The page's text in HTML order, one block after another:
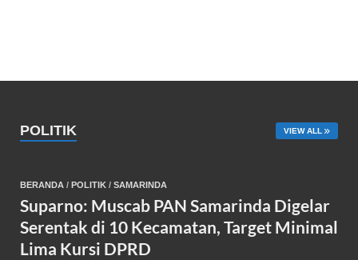
POLITIK VIEW ALL
BERANDA / POLITIK / SAMARINDA
Suparno: Muscab PAN Samarinda Digelar
Serentak di 10 Kecamatan, Target Minimal
Lima Kursi DPRD